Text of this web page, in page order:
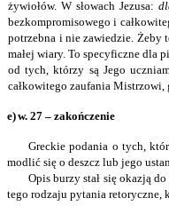
żywiołów. W słowach Jezusa:
bezkompromisowego i
potrzebna i nie zawiedzie. Żeby
małej wiary. To specyficzne dla
od tych, którzy są Jego
całkowitego zaufania Mistrzowi,
e)w. 27 – zakończenie
Greckie podania o tych,
modlić się o deszcz lub jego
Opis burzy stał się okazją
tego rodzaju pytania retoryczne,